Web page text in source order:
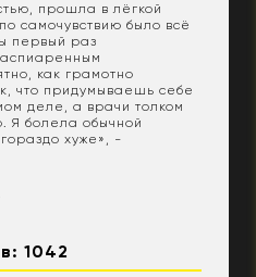
прошла в лёгкой
самочувствию было всё
первый раз
как грамотно
что придумываешь себе
деле, а врачи толком
Я болела обычной
хуже», -
1042